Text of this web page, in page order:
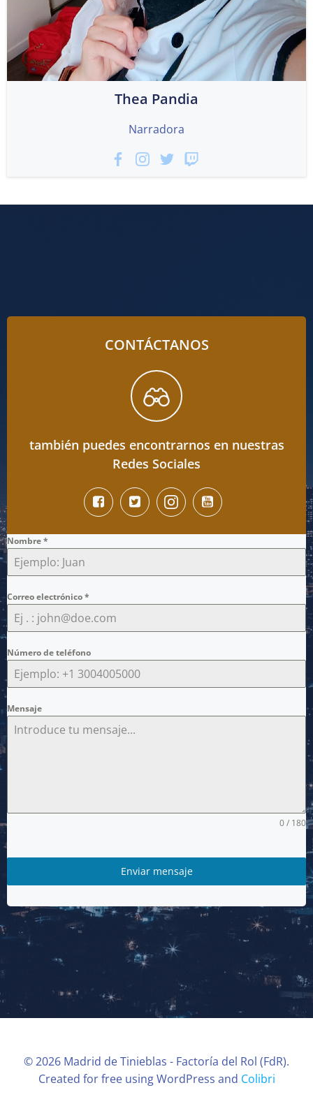
Thea Pandia
Narradora
CONTÁCTANOS
también puedes encontrarnos en nuestras
Redes Sociales
Nombre*
Correo electrónico*
Número de teléfono
Mensaje
0 / 180
Enviar mensaje
© 2026 Madrid de Tinieblas - Factoría del Rol (FdR).
Created for free using WordPress and Colibri